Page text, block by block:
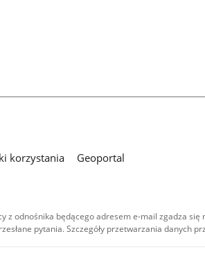
korzystania
Geoportal
z odnośnika będącego adresem e-mail zgadza
pytania. Szczegóły przetwarzania danych